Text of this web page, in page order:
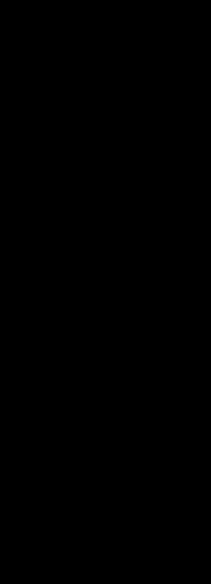
Performance